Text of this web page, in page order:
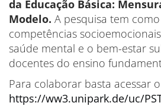
da Educação Básica:
Modelo. A pesquisa tem
competências
saúde mental e o bem-estar
docentes do ensino
Para colaborar basta acessar
https://ww3.unipark.de/uc/